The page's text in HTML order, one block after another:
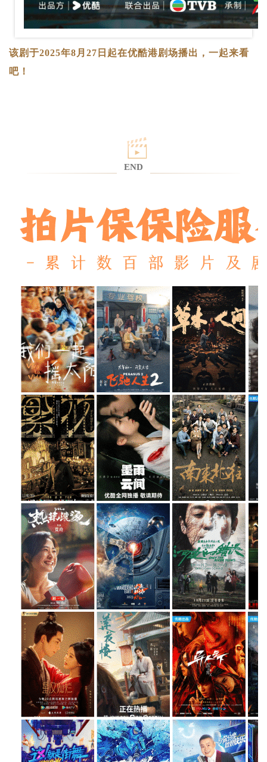
该剧于2025年8月27日起在优酷港剧场播出，一起来看
吧！
END